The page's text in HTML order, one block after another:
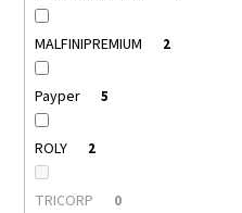
MALFINIPREMIUM 2
Payper 5
ROLY 2
TRICORP 0
MALFINI
BASIC
DÁMSKÉ
TRIČKO,
160
G,
100%